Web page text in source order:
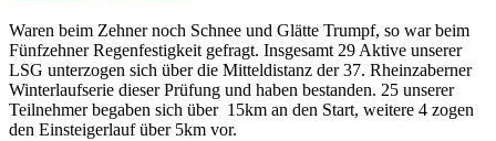
Waren beim Zehner noch Schnee und Glätte Trumpf, so war beim
Fünfzehner Regenfestigkeit gefragt. Insgesamt 29 Aktive unserer
LSG unterzogen sich über die Mitteldistanz der 37. Rheinzaberner
Winterlaufserie dieser Prüfung und haben bestanden. 25 unserer
Teilnehmer begaben sich über 15km an den Start, weitere 4 zogen
den Einsteigerlauf über 5km vor.